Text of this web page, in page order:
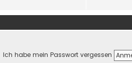
Ich habe mein Passwort vergessen